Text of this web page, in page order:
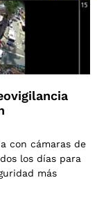
con cámaras de
los días para
más